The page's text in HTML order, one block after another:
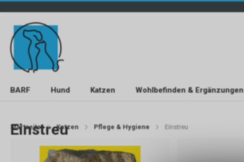
BARF Hund Katzen Wohlbefinden & Ergänzungen
Startseite Katzen Pflege & Hygiene Einstreu
Einstreu